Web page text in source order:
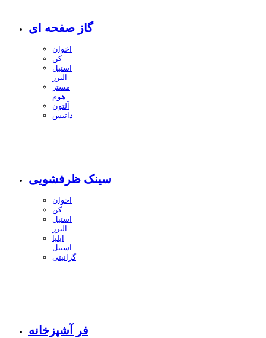
گاز صفحه ای
اخوان
کن
استیل
البرز
مستر
هوم
آلتون
داتیس
سینک ظرفشویی
اخوان
کن
استیل
البرز
ایلیا
استیل
گرانیتی
فر آشپزخانه